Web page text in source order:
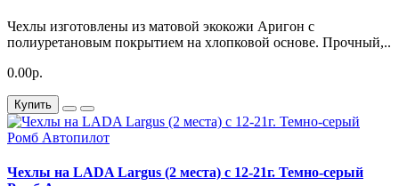
Чехлы изготовлены из матовой экокожи Аригон с
полиуретановым покрытием на хлопковой основе. Прочный,..
0.00р.
Купить
Чехлы на LADA Largus (2 места) c 12-21г. Темно-серый